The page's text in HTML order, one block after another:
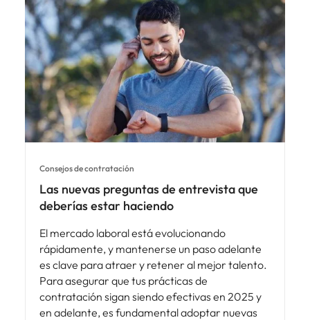
Consejos de contratación
Las nuevas preguntas de entrevista que
deberías estar haciendo
El mercado laboral está evolucionando
rápidamente, y mantenerse un paso adelante
es clave para atraer y retener al mejor talento.
Para asegurar que tus prácticas de
contratación sigan siendo efectivas en 2025 y
en adelante, es fundamental adoptar nuevas